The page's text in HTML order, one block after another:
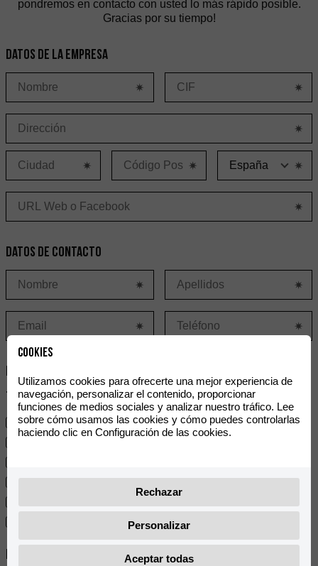
pondremos en contacto con usted lo más rápido posible.
Gracias por su tiempo!
Datos de la empresa
Datos de contacto
Interés*
Tipo de gama interesado en comercializar:
Gama Rieju 50-125 cc
Experiencia
Cookies
Utilizamos cookies para ofrecerte una mejor experiencia de
navegación, personalizar el contenido, proporcionar
funciones de medios sociales y analizar nuestro tráfico. Lee
sobre cómo usamos las cookies y cómo puedes controlarlas
haciendo clic en Configuración de las cookies.
Rechazar
Personalizar
Aceptar todas